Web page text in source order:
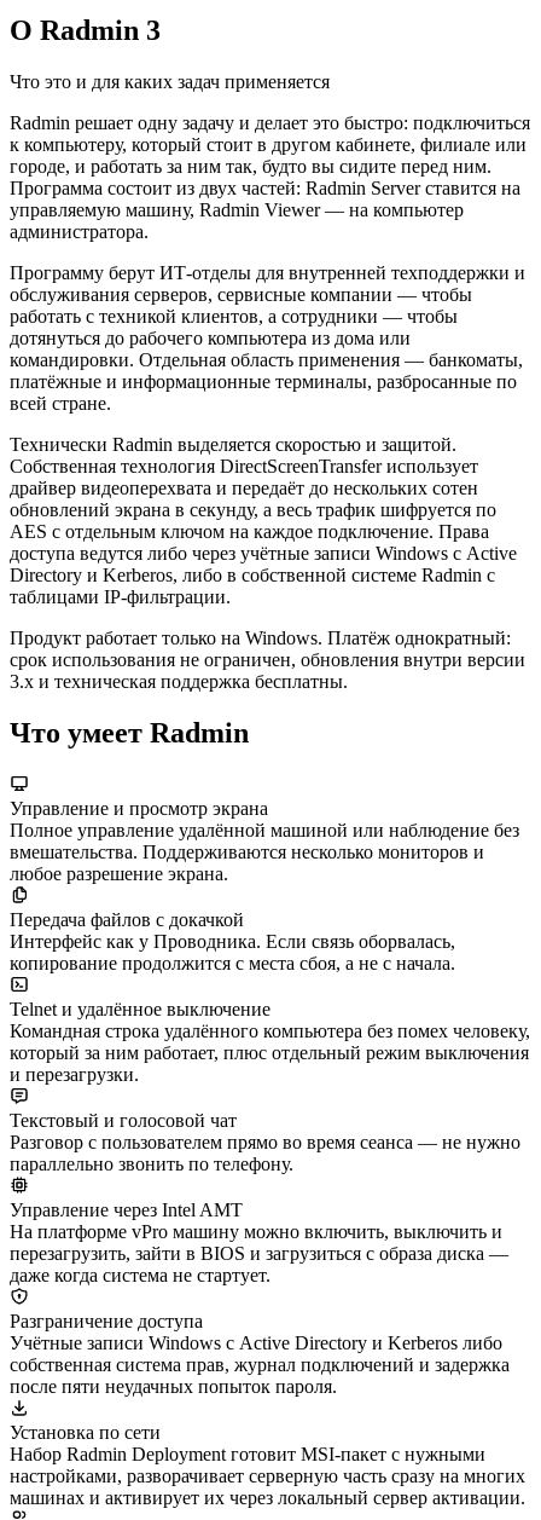
О Radmin 3
Что это и для каких задач применяется
Radmin решает одну задачу и делает это быстро: подключиться
к компьютеру, который стоит в другом кабинете, филиале или
городе, и работать за ним так, будто вы сидите перед ним.
Программа состоит из двух частей: Radmin Server ставится на
управляемую машину, Radmin Viewer — на компьютер
администратора.
Программу берут ИТ-отделы для внутренней техподдержки и
обслуживания серверов, сервисные компании — чтобы
работать с техникой клиентов, а сотрудники — чтобы
дотянуться до рабочего компьютера из дома или
командировки. Отдельная область применения — банкоматы,
платёжные и информационные терминалы, разбросанные по
всей стране.
Технически Radmin выделяется скоростью и защитой.
Собственная технология DirectScreenTransfer использует
драйвер видеоперехвата и передаёт до нескольких сотен
обновлений экрана в секунду, а весь трафик шифруется по
AES с отдельным ключом на каждое подключение. Права
доступа ведутся либо через учётные записи Windows с Active
Directory и Kerberos, либо в собственной системе Radmin с
таблицами IP-фильтрации.
Продукт работает только на Windows. Платёж однократный:
срок использования не ограничен, обновления внутри версии
3.x и техническая поддержка бесплатны.
Что умеет Radmin
Управление и просмотр экрана
Полное управление удалённой машиной или наблюдение без
вмешательства. Поддерживаются несколько мониторов и
любое разрешение экрана.
Передача файлов с докачкой
Интерфейс как у Проводника. Если связь оборвалась,
копирование продолжится с места сбоя, а не с начала.
Telnet и удалённое выключение
Командная строка удалённого компьютера без помех человеку,
который за ним работает, плюс отдельный режим выключения
и перезагрузки.
Текстовый и голосовой чат
Разговор с пользователем прямо во время сеанса — не нужно
параллельно звонить по телефону.
Управление через Intel AMT
На платформе vPro машину можно включить, выключить и
перезагрузить, зайти в BIOS и загрузиться с образа диска —
даже когда система не стартует.
Разграничение доступа
Учётные записи Windows с Active Directory и Kerberos либо
собственная система прав, журнал подключений и задержка
после пяти неудачных попыток пароля.
Установка по сети
Набор Radmin Deployment готовит MSI-пакет с нужными
настройками, разворачивает серверную часть сразу на многих
машинах и активирует их через локальный сервер активации.